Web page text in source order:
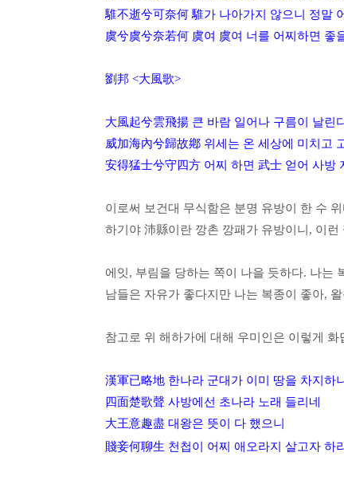
騅不逝兮可奈何 騅가 나아가지 않으니 정말
虞兮虞兮奈若何 虞여 虞여 너를 어찌하면 좋
劉邦 <大風歌>
大風起兮雲飛揚 큰 바람 일어나 구름이 날린
威加海內兮歸故鄕 위세는 온 세상에 미치고
安得猛士兮守四方 어찌 하면 武士 얻어 사방
이로써 보건대 무식함은 분명 유방이 한 수 위
하기야 沛縣이란 깡촌 깡패가 유방이니, 이
에잇, 부림을 당하는 쪽이 나을 듯하다. 나는
남들은 자유가 좋다지만 나는 복종이 좋아, 왈
참고로 위 해하가에 대해 우미인은 이렇게 화
漢軍已略地 한나라 군대가 이미 땅을 차지하니
四面楚歌聲 사방에선 초나라 노래 들리네
大王意趣盡 대왕은 뜻이 다 했으니
賤妾何聊生 천첩이 어찌 애오라지 살고자 하